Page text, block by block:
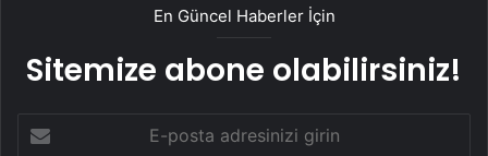
En Güncel Haberler İçin
Sitemize abone olabilirsiniz!
posta